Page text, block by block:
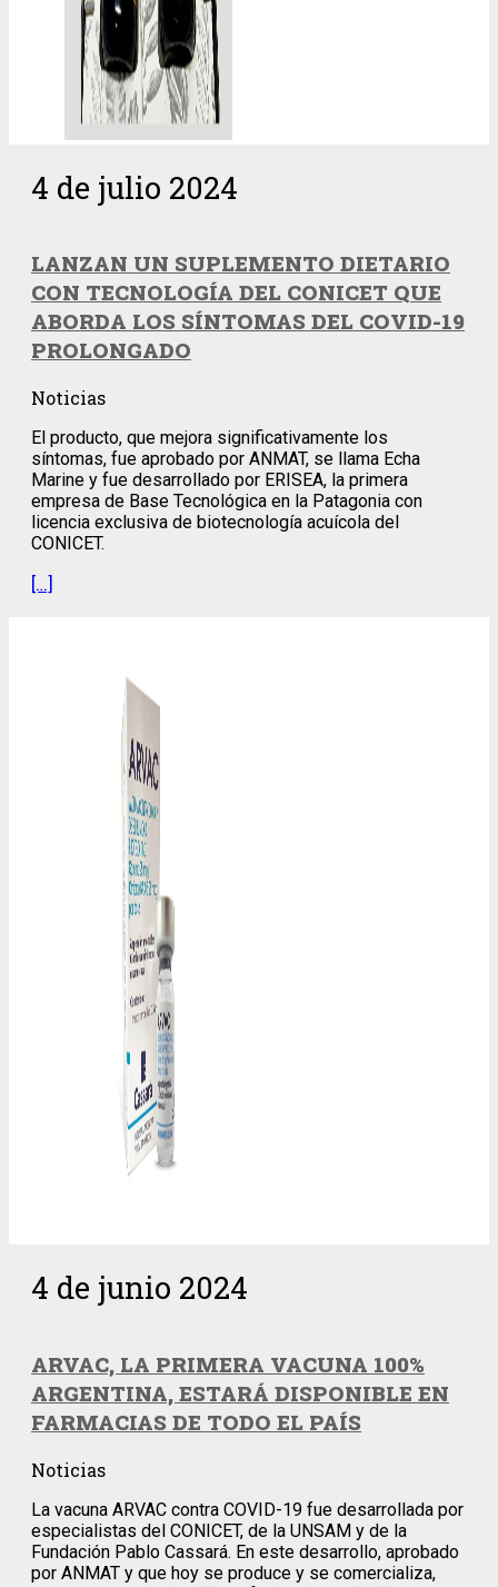
4 de julio 2024
LANZAN UN SUPLEMENTO DIETARIO
CON TECNOLOGÍA DEL CONICET QUE
ABORDA LOS SÍNTOMAS DEL COVID-19
PROLONGADO
Noticias
El producto, que mejora significativamente los
síntomas, fue aprobado por ANMAT, se llama Echa
Marine y fue desarrollado por ERISEA, la primera
empresa de Base Tecnológica en la Patagonia con
licencia exclusiva de biotecnología acuícola del
CONICET.
[…]
4 de junio 2024
ARVAC, LA PRIMERA VACUNA 100%
ARGENTINA, ESTARÁ DISPONIBLE EN
FARMACIAS DE TODO EL PAÍS
Noticias
La vacuna ARVAC contra COVID-19 fue desarrollada por
especialistas del CONICET, de la UNSAM y de la
Fundación Pablo Cassará. En este desarrollo, aprobado
por ANMAT y que hoy se produce y se comercializa,